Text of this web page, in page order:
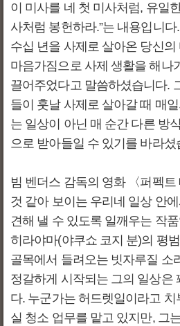
이 미사를 네 첫 미사처럼, 유일
사처럼 봉헌하라.”는 내용입니
수십 년을 사제로 살아온 당신
마음가짐으로 사제 생활을 해나
끌어주었다고 말씀하셨습니다.
들이 훗날 사제로 살아갈 때 매
는 일상이 아닌 매 순간 다른 방
으로 받아들일 수 있기를 바라셨
빔 벤더스 감독의 영화 〈퍼펙
것 같아 보이는 우리네 일상 안에
견해 낼 수 있도록 일깨우는 작
히라야마(야쿠쇼 코지 분)의 평
골목에서 들려오는 빗자루질 소
정갈하게 시작되는 그의 일상은
다. 누군가는 허드렛일이라고
실 청소 업무를 맡고 있지만, 그